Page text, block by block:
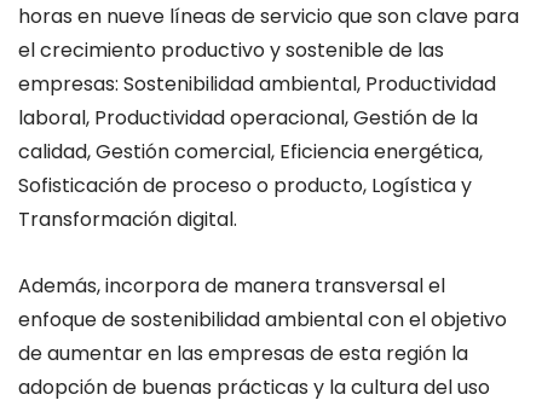
horas en nueve líneas de servicio que son clave para
el crecimiento productivo y sostenible de las
empresas: Sostenibilidad ambiental, Productividad
laboral, Productividad operacional, Gestión de la
calidad, Gestión comercial, Eficiencia energética,
Sofisticación de proceso o producto, Logística y
Transformación digital.
Además, incorpora de manera transversal el
enfoque de sostenibilidad ambiental con el objetivo
de aumentar en las empresas de esta región la
adopción de buenas prácticas y la cultura del uso